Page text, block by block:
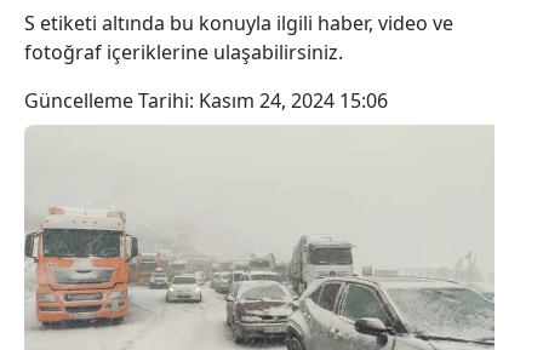
S etiketi altında bu konuyla ilgili haber, video ve
fotoğraf içeriklerine ulaşabilirsiniz.
Güncelleme Tarihi: Kasım 24, 2024 15:06